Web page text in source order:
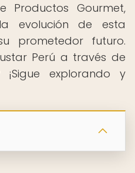
Productos Gourmet,
evolución de esta
prometedor futuro.
Perú a través de
explorando y